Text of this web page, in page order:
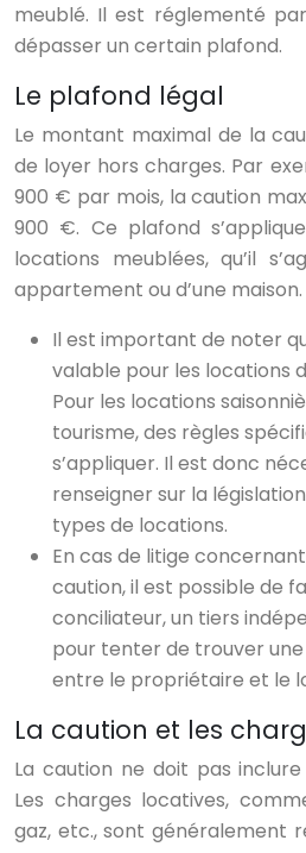
meublé. Il est réglementé
dépasser un certain plafond.
Le plafond légal
Le montant maximal de la
de loyer hors charges. Par
900 € par mois, la caution
900 €. Ce plafond
locations meublées, qu’il
appartement ou d’une maison.
Il est important de noter
valable pour les locations
Pour les locations
tourisme, des règles
s’appliquer. Il est donc
renseigner sur la
types de locations.
En cas de litige
caution, il est possible de
conciliateur, un tiers
pour tenter de trouver
entre le propriétaire et le
La caution et les
La caution ne doit pas
Les charges locatives,
gaz, etc., sont généralement